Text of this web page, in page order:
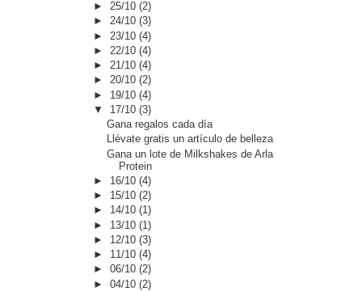
►25/10(2)
►24/10(3)
► 23/10(4)
► 22/10(4)
►21/10(4)
►20/10(2)
► 19/10(4)
▼ 17/10(3)
Gana regalos cada día
Llévate gratis un artículo de belleza
Gana un lote de Milkshakes de Arla
Protein
► 16/10(4)
► 15/10(2)
► 14/10(1)
► 13/10(1)
► 12/10(3)
► 11/10(4)
►06/10(2)
►04/10(2)